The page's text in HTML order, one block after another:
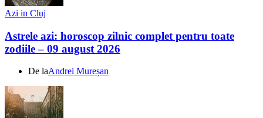
Azi in Cluj
Astrele azi: horoscop zilnic complet pentru toate
zodiile – 09 august 2026
De laAndrei Mureșan